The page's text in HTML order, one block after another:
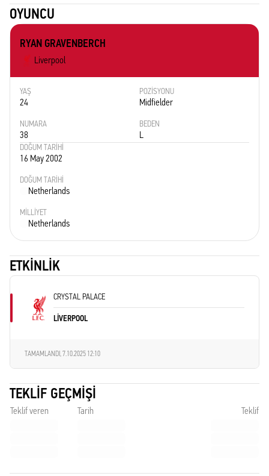
OYUNCU
RYAN GRAVENBERCH
Liverpool
YAŞ
24
POZISYONU
Midfielder
NUMARA
38
BEDEN
L
DOĞUM TARIHI
16 May 2002
DOĞUM TARIHI
Netherlands
MILLIYET
Netherlands
ETKINLIK
CRYSTAL PALACE
LIVERPOOL
TAMAMLANDI,7.10.2025 12:10
TEKLIF GEÇMIŞI
Teklif veren Tarih Teklif